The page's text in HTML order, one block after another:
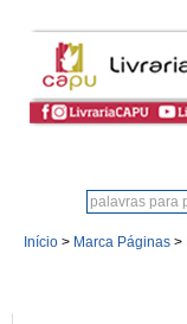
Início > Marca Páginas >